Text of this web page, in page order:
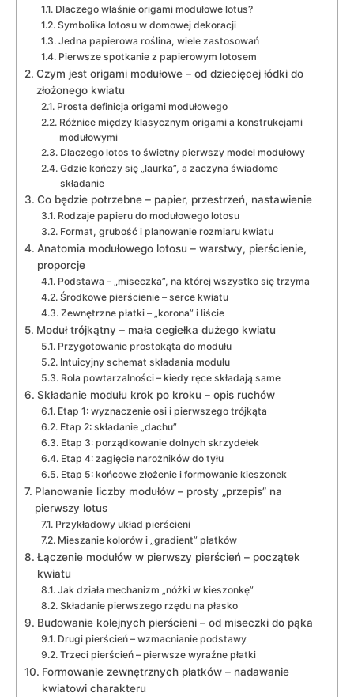
Dlaczego właśnie origami modułowe lotus?
Symbolika lotosu w domowej dekoracji
Jedna papierowa roślina, wiele zastosowań
Pierwsze spotkanie z papierowym lotosem
Czym jest origami modułowe – od dziecięcej łódki do
złożonego kwiatu
Prosta definicja origami modułowego
Różnice między klasycznym origami a konstrukcjami
modułowymi
Dlaczego lotos to świetny pierwszy model modułowy
Gdzie kończy się „laurka”, a zaczyna świadome
składanie
Co będzie potrzebne – papier, przestrzeń, nastawienie
Rodzaje papieru do modułowego lotosu
Format, grubość i planowanie rozmiaru kwiatu
Anatomia modułowego lotosu – warstwy, pierścienie,
proporcje
Podstawa – „miseczka”, na której wszystko się trzyma
Środkowe pierścienie – serce kwiatu
Zewnętrzne płatki – „korona” i liście
Moduł trójkątny – mała cegiełka dużego kwiatu
Przygotowanie prostokąta do modułu
Intuicyjny schemat składania modułu
Rola powtarzalności – kiedy ręce składają same
Składanie modułu krok po kroku – opis ruchów
Etap 1: wyznaczenie osi i pierwszego trójkąta
Etap 2: składanie „dachu”
Etap 3: porządkowanie dolnych skrzydełek
Etap 4: zagięcie narożników do tyłu
Etap 5: końcowe złożenie i formowanie kieszonek
Planowanie liczby modułów – prosty „przepis” na
pierwszy lotus
Przykładowy układ pierścieni
Mieszanie kolorów i „gradient” płatków
Łączenie modułów w pierwszy pierścień – początek
kwiatu
Jak działa mechanizm „nóżki w kieszonkę”
Składanie pierwszego rzędu na płasko
Budowanie kolejnych pierścieni – od miseczki do pąka
Drugi pierścień – wzmacnianie podstawy
Trzeci pierścień – pierwsze wyraźne płatki
Formowanie zewnętrznych płatków – nadawanie
kwiatowi charakteru